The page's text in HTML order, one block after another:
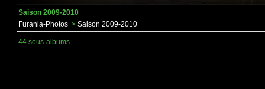
Saison 2009-2010
Furania-Photos > Saison 2009-2010
44 sous-albums